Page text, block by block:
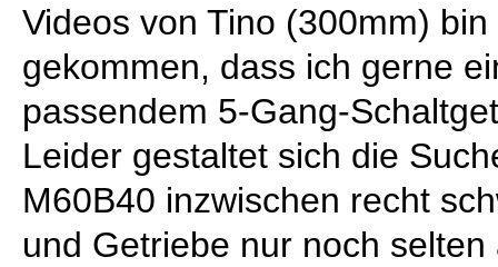
Videos von Tino (300mm)
gekommen, dass ich gerne
passendem 5-Gang-
Leider gestaltet sich die
M60B40 inzwischen recht
und Getriebe nur noch